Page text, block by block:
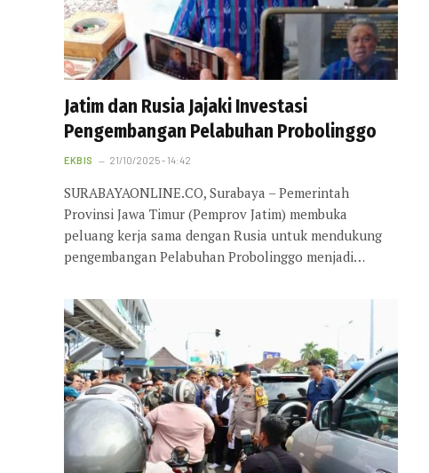
Jatim dan Rusia Jajaki Investasi
Pengembangan Pelabuhan Probolinggo
EKBIS 21/10/2025 - 14:42
SURABAYAONLINE.CO, Surabaya – Pemerintah
Provinsi Jawa Timur (Pemprov Jatim) membuka
peluang kerja sama dengan Rusia untuk mendukung
pengembangan Pelabuhan Probolinggo menjadi…